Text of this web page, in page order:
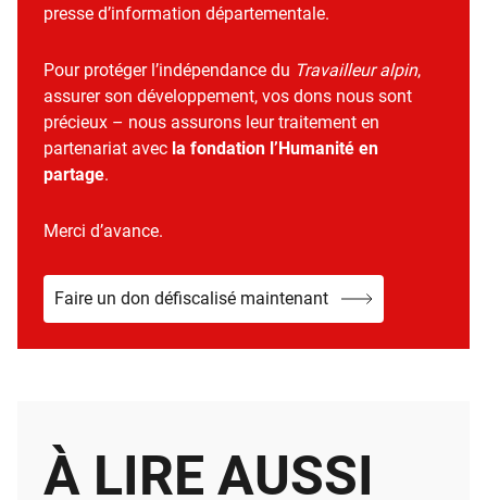
presse d’information départementale.
Pour protéger l’indépendance du Travailleur alpin,
assurer son développement, vos dons nous sont
précieux – nous assurons leur traitement en
partenariat avec la fondation l’Humanité en
partage.
Merci d’avance.
Faire un don défiscalisé maintenant
À LIRE AUSSI